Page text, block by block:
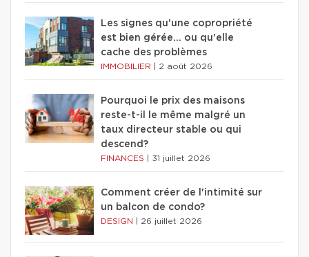
Les signes qu'une copropriété
est bien gérée… ou qu'elle
cache des problèmes
IMMOBILIER 2 août 2026
Pourquoi le prix des maisons
reste-t-il le même malgré un
taux directeur stable ou qui
descend?
FINANCES 31 juillet 2026
Comment créer de l'intimité sur
un balcon de condo?
DESIGN 26 juillet 2026